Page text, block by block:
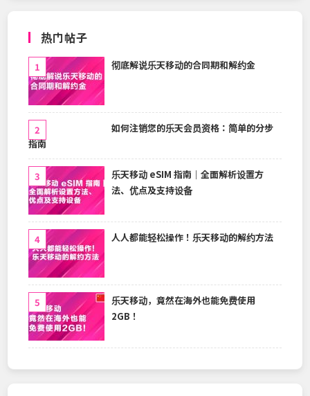
热门帖子
彻底解说乐天移动的合同期和解约金
如何注销您的乐天会员资格：简单的分步
指南
乐天移动 eSIM 指南｜全面解析设置方
法、优点及支持设备
人人都能轻松操作！乐天移动的解约方法
乐天移动，竟然在海外也能免费使用
2GB！